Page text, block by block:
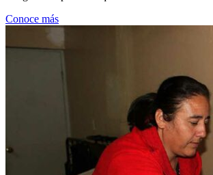
Conoce más